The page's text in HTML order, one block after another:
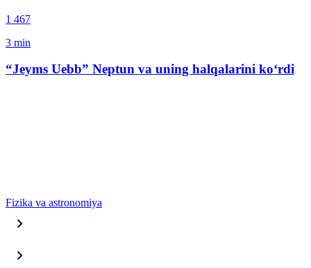
1 467
3 min
“Jeyms Uebb” Neptun va uning halqalarini ko‘rdi
Fizika va astronomiya